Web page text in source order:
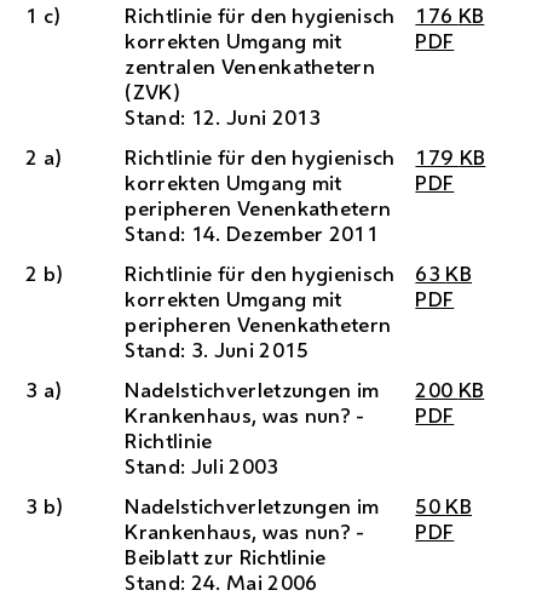
1 c)
Richtlinie für den hygienisch
korrekten Umgang mit
zentralen Venenkathetern
(ZVK)
Stand: 12. Juni 2013
176 KB
PDF
2 a)
Richtlinie für den hygienisch
korrekten Umgang mit
peripheren Venenkathetern
Stand: 14. Dezember 2011
179 KB
PDF
2 b)
Richtlinie für den hygienisch
korrekten Umgang mit
peripheren Venenkathetern
Stand: 3. Juni 2015
63 KB
PDF
3 a)
Nadelstichverletzungen im
Krankenhaus, was nun? -
Richtlinie
Stand: Juli 2003
200 KB
PDF
3 b)
Nadelstichverletzungen im
Krankenhaus, was nun? -
Beiblatt zur Richtlinie
Stand: 24. Mai 2006
50 KB
PDF